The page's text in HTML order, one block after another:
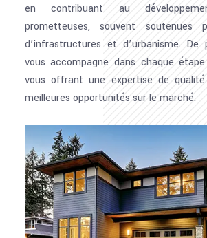
en contribuant au
prometteuses, souvent soutenues
d’infrastructures et d’urbanisme. De
vous accompagne dans chaque
vous offrant une expertise de
meilleures opportunités sur le marché.